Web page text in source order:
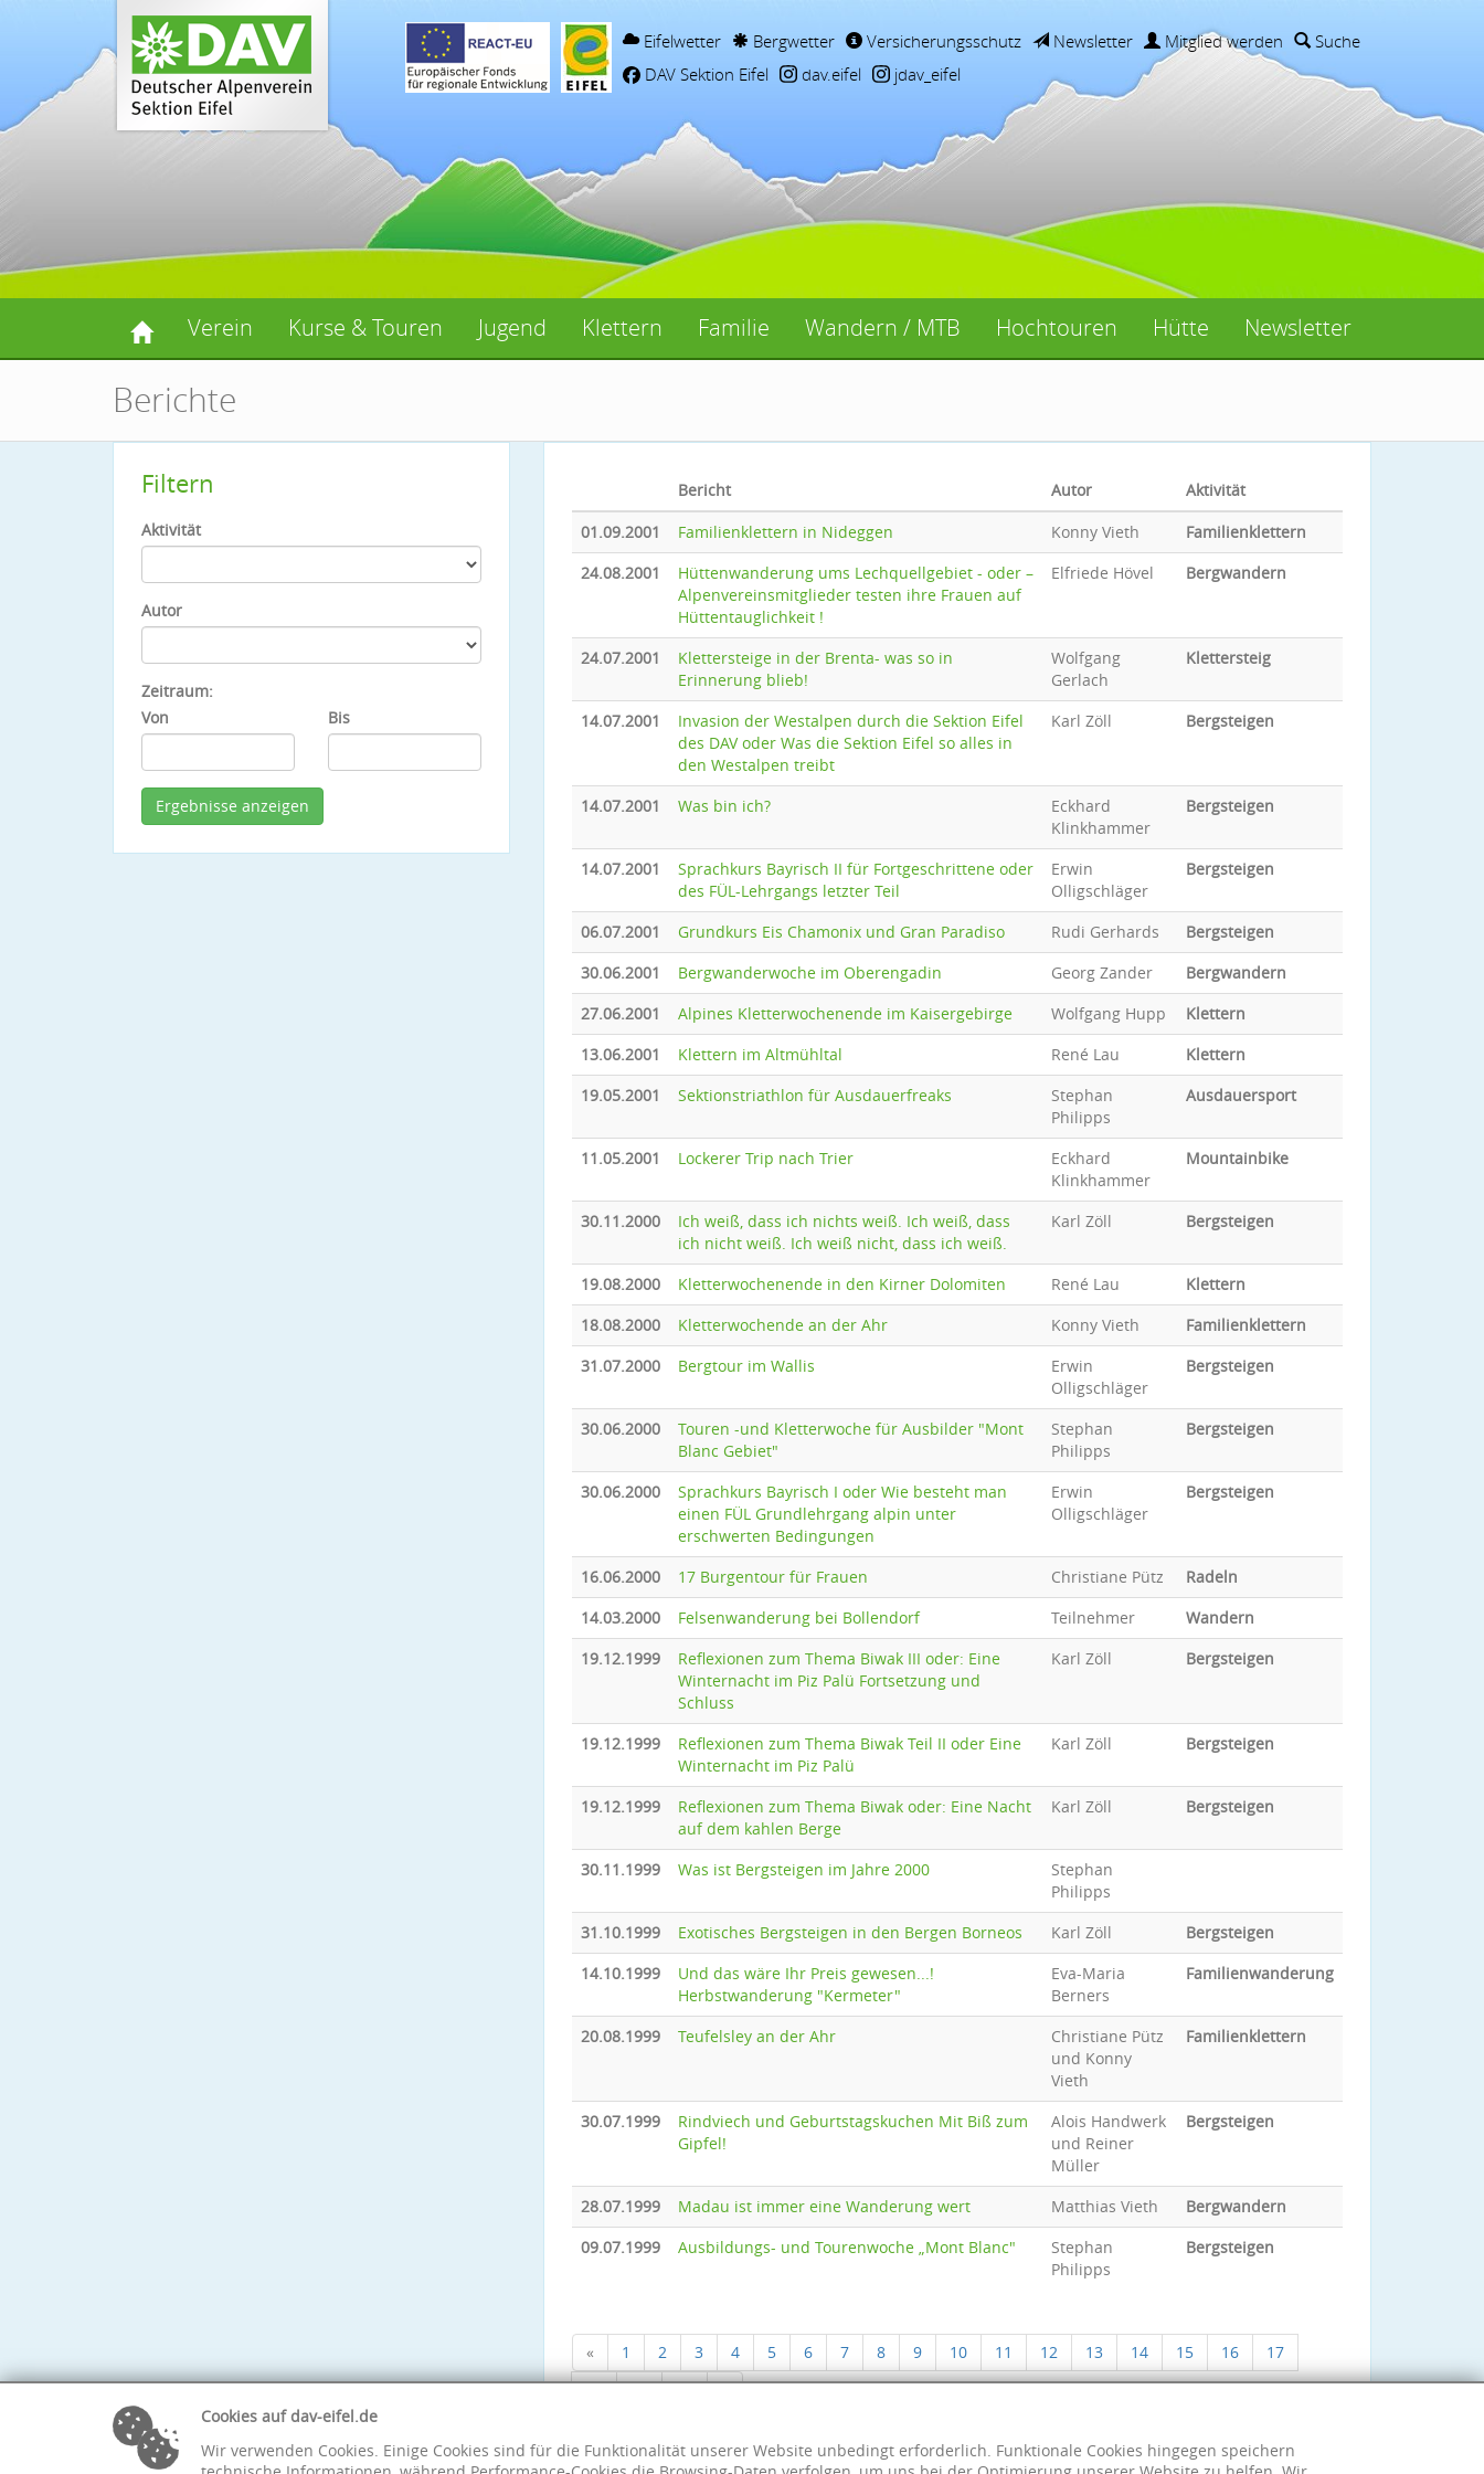
Eifelwetter Bergwetter Versicherungsschutz Newsletter Mitglied werden
Suche
DAV Sektion Eifel
dav.eifel jdav_eifel
Verein Kurse & Touren Jugend Klettern Familie Wandern / MTB Hochtouren Hütte Newsletter
Berichte
Filtern
Aktivität
Autor
Zeitraum:
Von
Bis
Bericht Autor
Aktivität
01.09.2001
Familienklettern in Nideggen Konny Vieth
Familienklettern
24.08.2001
Hüttenwanderung ums Lechquellgebiet - oder –
Alpenvereinsmitglieder testen ihre Frauen auf
Hüttentauglichkeit !
Elfriede Hövel Bergwandern
24.07.2001
Klettersteige in der Brenta- was so in
Erinnerung blieb!
Wolfgang
Gerlach
Klettersteig
14.07.2001
Invasion der Westalpen durch die Sektion Eifel
des DAV oder Was die Sektion Eifel so alles in
den Westalpen treibt
Karl Zöll Bergsteigen
14.07.2001 Was bin ich?
Eckhard
Klinkhammer
Bergsteigen
14.07.2001
Sprachkurs Bayrisch II für Fortgeschrittene oder
des FÜL-Lehrgangs letzter Teil
Erwin
Olligschläger
Bergsteigen
06.07.2001 Grundkurs Eis Chamonix und Gran Paradiso Rudi Gerhards
Bergsteigen
30.06.2001
Bergwanderwoche im Oberengadin Georg Zander
Bergwandern
27.06.2001
Alpines Kletterwochenende im Kaisergebirge Wolfgang Hupp
Klettern
13.06.2001
Klettern im Altmühltal René Lau
Klettern
19.05.2001
Sektionstriathlon für Ausdauerfreaks
Stephan
Philipps
Ausdauersport
11.05.2001 Lockerer Trip nach Trier
Eckhard
Klinkhammer
Mountainbike
30.11.2000
Ich weiß, dass ich nichts weiß. Ich weiß, dass
ich nicht weiß. Ich weiß nicht, dass ich weiß.
Karl Zöll Bergsteigen
19.08.2000 Kletterwochenende in den Kirner Dolomiten René Lau
Klettern
18.08.2000
Kletterwochende an der Ahr Konny Vieth
Familienklettern
31.07.2000
Bergtour im Wallis
Erwin
Olligschläger
Bergsteigen
30.06.2000
Touren -und Kletterwoche für Ausbilder "Mont
Blanc Gebiet"
Stephan
Philipps
Bergsteigen
30.06.2000
Sprachkurs Bayrisch I oder Wie besteht man
einen FÜL Grundlehrgang alpin unter
erschwerten Bedingungen
Erwin
Olligschläger
Bergsteigen
16.06.2000 17 Burgentour für Frauen Christiane Pütz
Radeln
14.03.2000
Felsenwanderung bei Bollendorf Teilnehmer
Wandern
19.12.1999
Reflexionen zum Thema Biwak III oder: Eine
Winternacht im Piz Palü Fortsetzung und
Schluss
Karl Zöll Bergsteigen
19.12.1999
Reflexionen zum Thema Biwak Teil II oder Eine
Winternacht im Piz Palü
Karl Zöll Bergsteigen
19.12.1999
Reflexionen zum Thema Biwak oder: Eine Nacht
auf dem kahlen Berge
Karl Zöll Bergsteigen
30.11.1999 Was ist Bergsteigen im Jahre 2000
Stephan
Philipps
31.10.1999
Exotisches Bergsteigen in den Bergen Borneos Karl Zöll
Bergsteigen
14.10.1999
Und das wäre Ihr Preis gewesen...!
Herbstwanderung "Kermeter"
Eva-Maria
Berners
Familienwanderung
20.08.1999 Teufelsley an der Ahr
Christiane Pütz
und Konny
Vieth
Familienklettern
30.07.1999
Rindviech und Geburtstagskuchen Mit Biß zum
Gipfel!
Alois Handwerk
und Reiner
Müller
Bergsteigen
28.07.1999 Madau ist immer eine Wanderung wert Matthias Vieth
Bergwandern
09.07.1999
Ausbildungs- und Tourenwoche „Mont Blanc"
Stephan
Philipps
Bergsteigen
« 1 2 3 4 5 6 7 8 9 10 11 12 13 14 15 16
17
18
19 20
»
Cookies auf dav-eifel.de
Wir verwenden Cookies. Einige Cookies sind für die Funktionalität unserer Website unbedingt erforderlich. Funktionale Cookies hingegen speichern